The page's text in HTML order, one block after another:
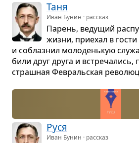
Таня
Иван Бунин · рассказ
Парень, веду­щий
жизни, при­е­хал в
и соблаз­нил моло­день­кую
били друг друга и встре­ча­лись,
страш­ная Февраль­ская
Руся
Иван Бунин · рассказ